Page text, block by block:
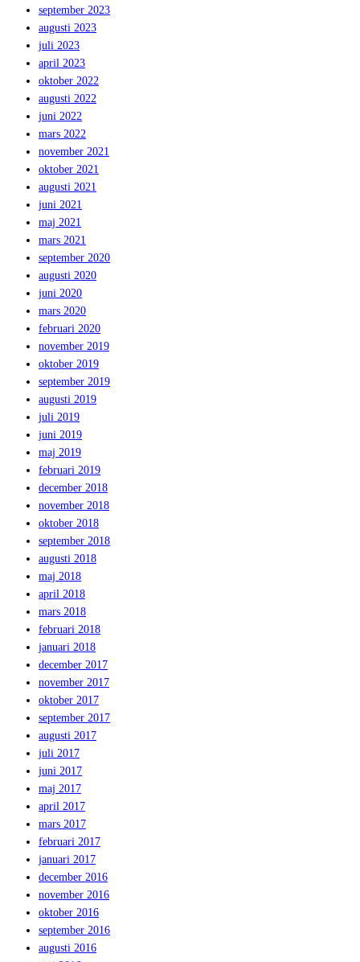
september 2023
augusti 2023
juli 2023
april 2023
oktober 2022
augusti 2022
juni 2022
mars 2022
november 2021
oktober 2021
augusti 2021
juni 2021
maj 2021
mars 2021
september 2020
augusti 2020
juni 2020
mars 2020
februari 2020
november 2019
oktober 2019
september 2019
augusti 2019
juli 2019
juni 2019
maj 2019
februari 2019
december 2018
november 2018
oktober 2018
september 2018
augusti 2018
maj 2018
april 2018
mars 2018
februari 2018
januari 2018
december 2017
november 2017
oktober 2017
september 2017
augusti 2017
juli 2017
juni 2017
maj 2017
april 2017
mars 2017
februari 2017
januari 2017
december 2016
november 2016
oktober 2016
september 2016
augusti 2016